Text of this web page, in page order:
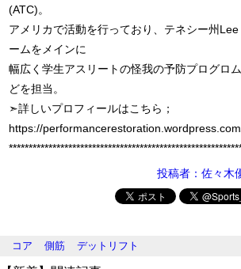
(ATC)。
アメリカで活動を行っており、テネシー州
ームをメインに
幅広く学生アスリートの怪我の予防プログロ
どを担当。
➣詳しいプロフィールはこちら；
https://
投稿者：佐々木
コア 側筋 デットリフト